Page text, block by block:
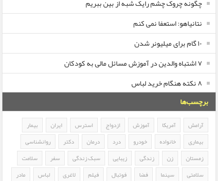
چگونه چروک چشم رایک شبه از بین ببریم
نتانیاهو: استعفا نمی کنم
۱۰ گام برای میلیونر شدن
۷ اشتباه والدین در آموزش مسائل مالی به کودکان
۸ نکته هنگام خرید لباس
برچسب‌ها
آرامش آمریکا آموزش ازدواج استرس ایران
بیمار
بیماری
خانواده خودرو درد درمان دکتر
روانشناسی
زمستان
زن زندگی زیبایی سبک زندگی سفر
سلامت
سلامتی
سینما فضا فوتبال فیلم لاغری لباس
مادر